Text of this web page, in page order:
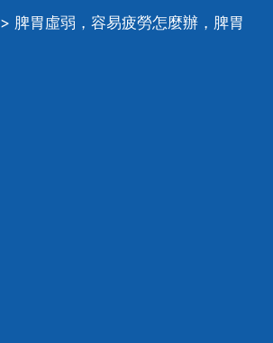
> 脾胃虛弱，容易疲勞怎麼辦，脾胃